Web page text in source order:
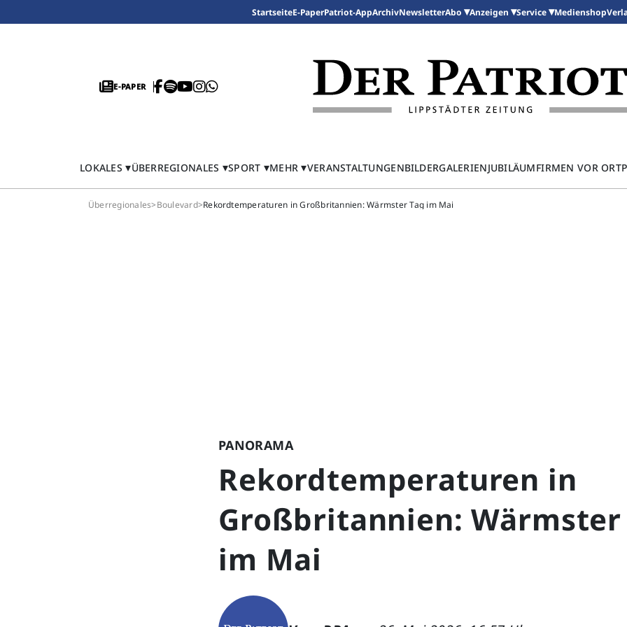
StartseiteE-PaperPatriot-AppArchivNewsletterAbo Anzeigen Service Medienshop
E-PAPER
LOKALES ÜBERREGIONALES SPORT MEHR VERANSTALTUNGENBILDERGALERIENJUBILÄUMFIRMEN VOR ORT
Überregionales>Boulevard>Rekordtemperaturen in Großbritannien: Wärmster Tag im Mai
PANORAMA
Rekordtemperaturen in
Großbritannien: Wärmster
im Mai